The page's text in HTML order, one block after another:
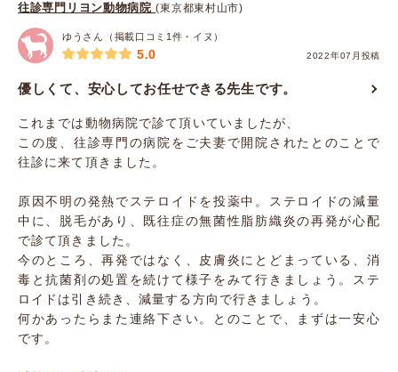
往診専門リヨン動物病院(東京都東村山市)
ゆうさん（掲載口コミ1件・イヌ）
2022年07月投稿
5.0
優しくて、安心してお任せできる先生です。
これまでは動物病院で診て頂いていましたが、
この度、往診専門の病院をご夫妻で開院されたとのことで
往診に来て頂きました。
原因不明の発熱でステロイドを投薬中。ステロイドの減量
中に、脱毛があり、既往症の無菌性脂肪織炎の再発が心配
で診て頂きました。
今のところ、再発ではなく、皮膚炎にとどまっている、消
毒と抗菌剤の処置を続けて様子をみて行きましょう。ステ
ロイドは引き続き、減量する方向で行きましょう。
何かあったらまた連絡下さい。とのことで、まずは一安心
です。